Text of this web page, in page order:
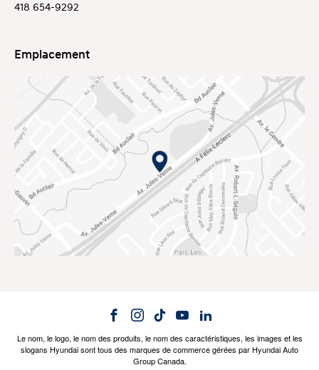
418 654-9292
Emplacement
Le nom, le logo, le nom des produits, le nom des caractéristiques, les images et les
slogans Hyundai sont tous des marques de commerce gérées par Hyundai Auto
Group Canada.